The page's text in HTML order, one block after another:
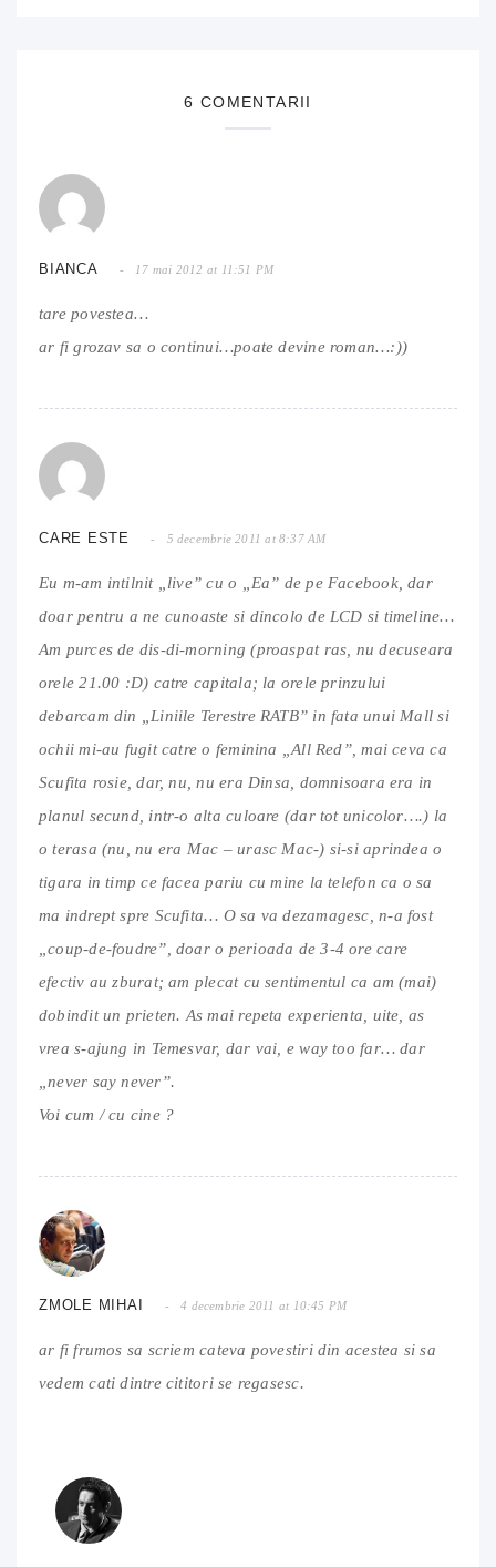
6 COMENTARII
BIANCA 17 mai 2012 at 11:51 PM
tare povestea…
ar fi grozav sa o continui…poate devine roman…:))
CARE ESTE 5 decembrie 2011 at 8:37 AM
Eu m-am intilnit „live” cu o „Ea” de pe Facebook, dar
doar pentru a ne cunoaste si dincolo de LCD si timeline…
Am purces de dis-di-morning (proaspat ras, nu decuseara
orele 21.00 :D) catre capitala; la orele prinzului
debarcam din „Liniile Terestre RATB” in fata unui Mall si
ochii mi-au fugit catre o feminina „All Red”, mai ceva ca
Scufita rosie, dar, nu, nu era Dinsa, domnisoara era in
planul secund, intr-o alta culoare (dar tot unicolor….) la
o terasa (nu, nu era Mac – urasc Mac-) si-si aprindea o
tigara in timp ce facea pariu cu mine la telefon ca o sa
ma indrept spre Scufita… O sa va dezamagesc, n-a fost
„coup-de-foudre”, doar o perioada de 3-4 ore care
efectiv au zburat; am plecat cu sentimentul ca am (mai)
dobindit un prieten. As mai repeta experienta, uite, as
vrea s-ajung in Temesvar, dar vai, e way too far… dar
„never say never”.
Voi cum / cu cine ?
ZMOLE MIHAI 4 decembrie 2011 at 10:45 PM
ar fi frumos sa scriem cateva povestiri din acestea si sa
vedem cati dintre cititori se regasesc.